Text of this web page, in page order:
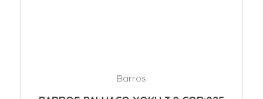
Barros